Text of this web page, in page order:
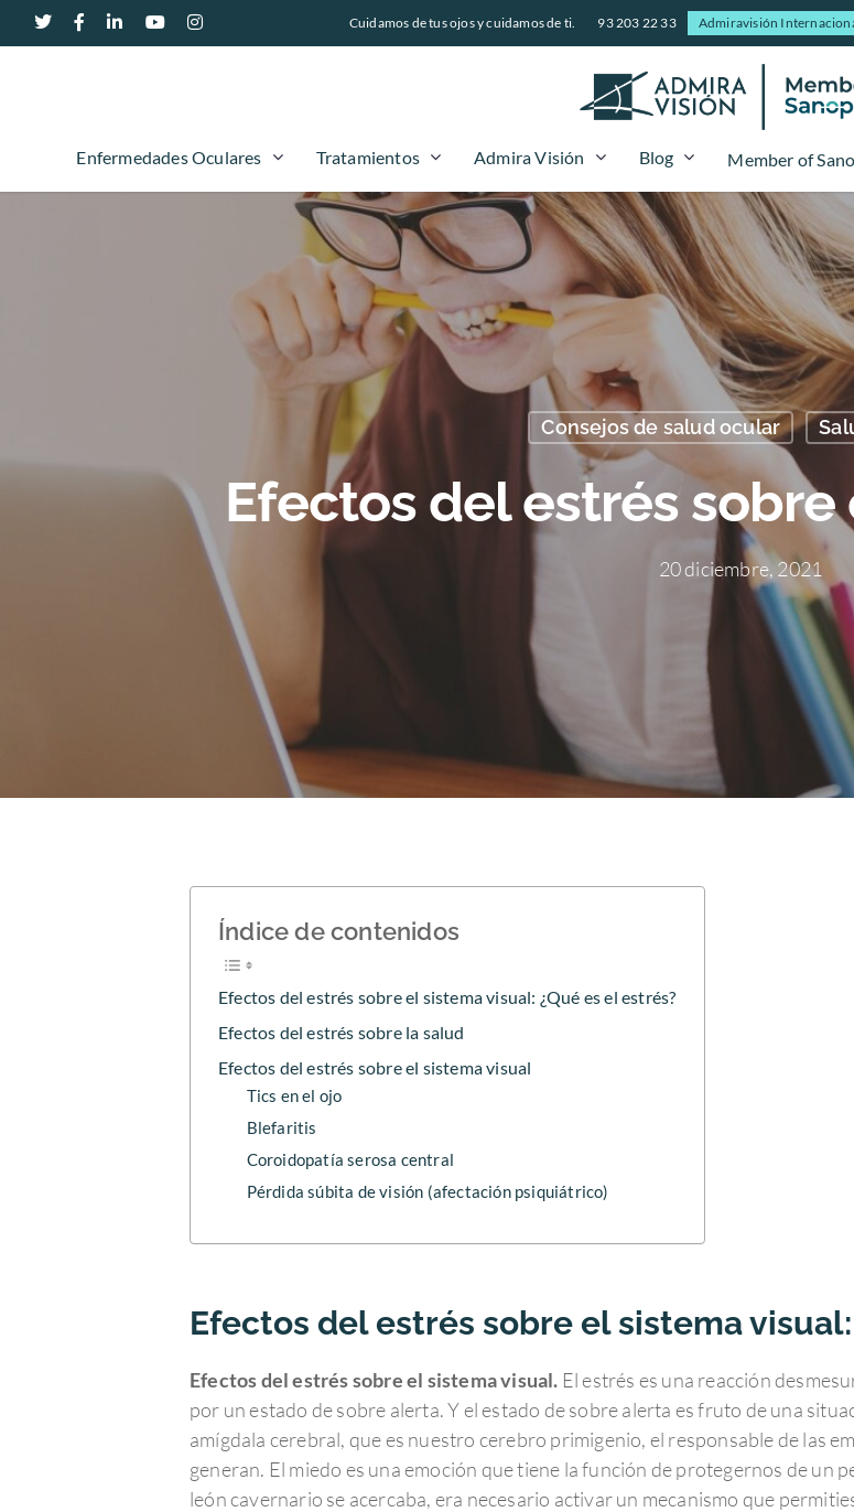
Cuidamos de tus ojos y cuidamos de ti. 93 203 22 33 Admiravisión
Enfermedades Oculares Tratamientos Admira Visión Blog Member of
Consejos de salud ocular
Efectos del estrés
20 diciembre, 2021
Índice de contenidos
Efectos del estrés sobre el sistema visual: ¿Qué es el estrés?
Efectos del estrés sobre la salud
Efectos del estrés sobre el sistema visual
Tics en el ojo
Blefaritis
Coroidopatía serosa central
Pérdida súbita de visión (afectación psiquiátrico)
Efectos del estrés sobre el sistema
Efectos del estrés sobre el sistema visual. El estrés es una reacción
por un estado de sobre alerta. Y el estado de sobre alerta es fruto de una
amígdala cerebral, que es nuestro cerebro primigenio, el responsable de las
generan. El miedo es una emoción que tiene la función de protegernos de un
león cavernario se acercaba, era necesario activar un mecanismo que